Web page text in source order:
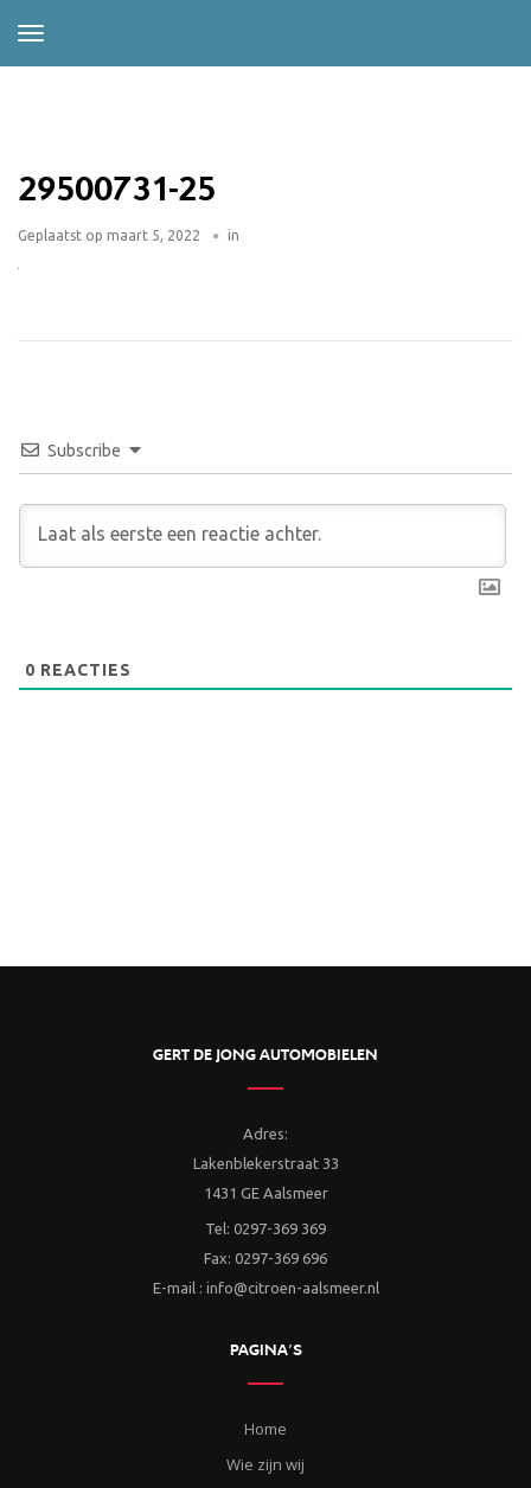
29500731-25
Geplaatst op maart 5, 2022 in
Subscribe
0 REACTIES
GERT DE JONG AUTOMOBIELEN
Adres:
Lakenblekerstraat 33
1431 GE Aalsmeer
Tel: 0297-369 369
Fax: 0297-369 696
E-mail : info@citroen-aalsmeer.nl
PAGINA’S
Home
Wie zijn wij